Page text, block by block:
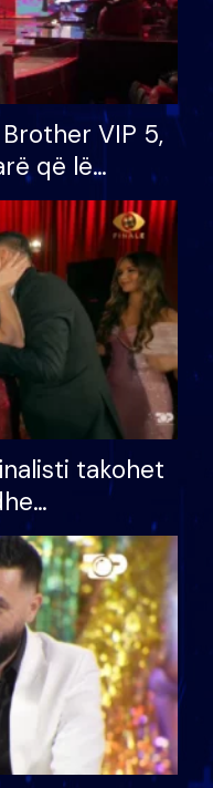
VIP 5,
që lë
për
takohet
ndonjë letër